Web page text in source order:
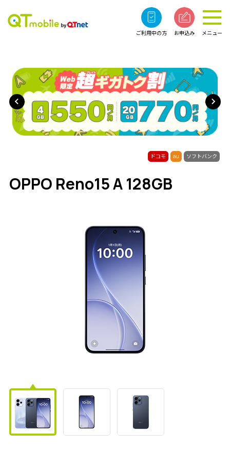
ご利用中の方 お申込み メニュー
ドコモ au ソフトバンク
OPPO Reno15 A 128GB